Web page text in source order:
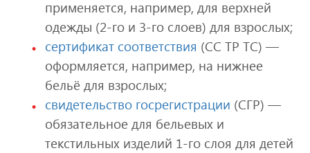
применяется, например, для верхней
одежды (2-го и 3-го слоев) для взрослых;
сертификат соответствия (СС ТР ТС) —
оформляется, например, на нижнее
бельё для взрослых;
свидетельство госрегистрации (СГР) —
обязательное для бельевых и
текстильных изделий 1-го слоя для детей